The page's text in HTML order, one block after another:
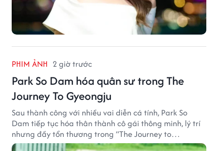
PHIM ẢNH 2 giờ trước
Park So Dam hóa quân sư trong The
Journey To Gyeongju
Sau thành công với nhiều vai diễn cá tính, Park So
Dam tiếp tục hóa thân thành cô gái thông minh, lý trí
nhưng đầy tổn thương trong “The Journey to
Gyeongju”.